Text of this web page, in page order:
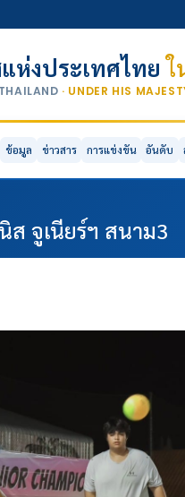
ห่งประเทศไทยใ
· UNDER HIS
ข้อมูล ข่าวสาร การแข่งขัน อันดับ
จูเนียร์ฯ สนาม3